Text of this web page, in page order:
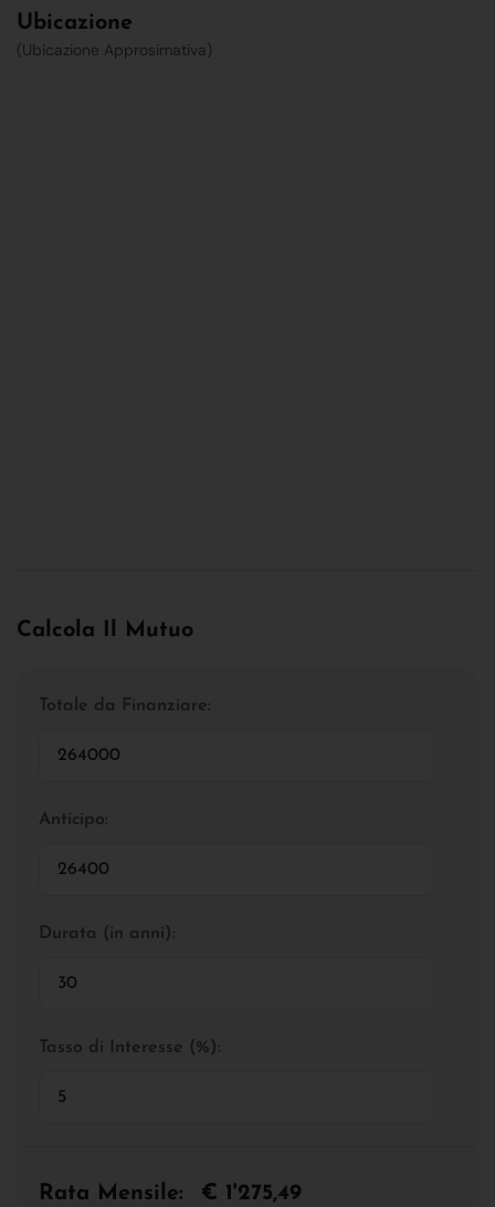
Ubicazione
(Ubicazione Approsimativa)
Calcola Il Mutuo
Totale da Finanziare:
Anticipo:
Durata (in anni):
Tasso di Interesse (%):
Rata Mensile: € 1'275,49